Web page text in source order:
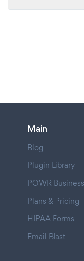
Main
Blog
Plugin Library
POWR Business
Plans & Pricing
HIPAA Forms
Email Blast